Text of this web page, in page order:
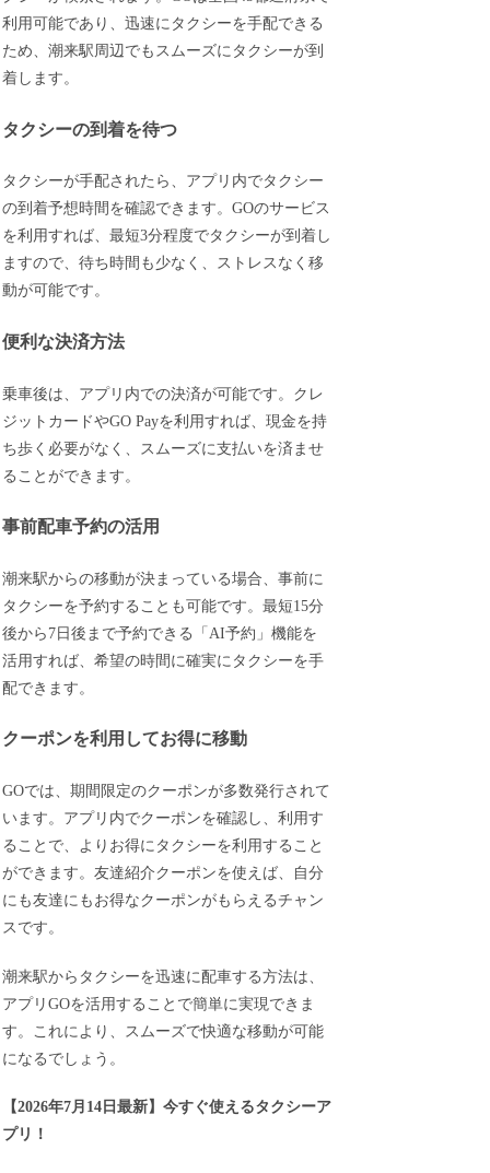
利用可能であり、迅速にタクシーを手配できる
ため、潮来駅周辺でもスムーズにタクシーが到
着します。
タクシーの到着を待つ
タクシーが手配されたら、アプリ内でタクシー
の到着予想時間を確認できます。GOのサービス
を利用すれば、最短3分程度でタクシーが到着し
ますので、待ち時間も少なく、ストレスなく移
動が可能です。
便利な決済方法
乗車後は、アプリ内での決済が可能です。クレ
ジットカードやGO Payを利用すれば、現金を持
ち歩く必要がなく、スムーズに支払いを済ませ
ることができます。
事前配車予約の活用
潮来駅からの移動が決まっている場合、事前に
タクシーを予約することも可能です。最短15分
後から7日後まで予約できる「AI予約」機能を
活用すれば、希望の時間に確実にタクシーを手
配できます。
クーポンを利用してお得に移動
GOでは、期間限定のクーポンが多数発行されて
います。アプリ内でクーポンを確認し、利用す
ることで、よりお得にタクシーを利用すること
ができます。友達紹介クーポンを使えば、自分
にも友達にもお得なクーポンがもらえるチャン
スです。
潮来駅からタクシーを迅速に配車する方法は、
アプリGOを活用することで簡単に実現できま
す。これにより、スムーズで快適な移動が可能
になるでしょう。
【2026年7月14日最新】今すぐ使えるタクシーア
プリ！